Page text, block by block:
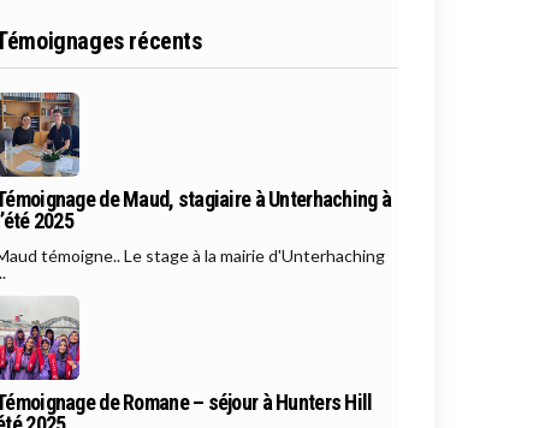
récents
de Maud, stagiaire à Unterhaching à
2025
témoigne.. Le stage à la mairie d'Unterhaching
de Romane – séjour à Hunters Hill